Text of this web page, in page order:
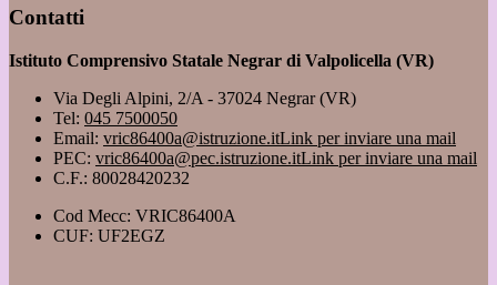
Contatti
Istituto Comprensivo Statale Negrar di Valpolicella (VR)
Via Degli Alpini, 2/A - 37024 Negrar (VR)
Tel: 045 7500050
Email: vric86400a@istruzione.itLink per inviare una mail
PEC: vric86400a@pec.istruzione.itLink per inviare una mail
C.F.: 80028420232
Cod Mecc: VRIC86400A
CUF: UF2EGZ